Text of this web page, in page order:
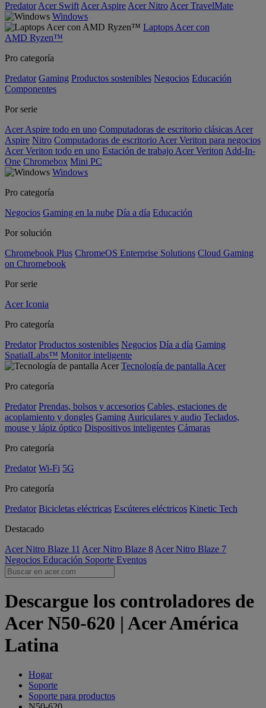
Predator Acer Swift Acer Aspire Acer Nitro Acer TravelMate
Windows
Laptops Acer con
AMD Ryzen™
Pro categoría
Predator Gaming Productos sostenibles Negocios Educación
Componentes
Por serie
Acer Aspire todo en uno Computadoras de escritorio clásicas Acer
Aspire Nitro Computadoras de escritorio Acer Veriton para negocios
Acer Veriton todo en uno Estación de trabajo Acer Veriton Add-In-
One Chromebox Mini PC
Windows
Pro categoría
Negocios Gaming en la nube Día a día Educación
Por solución
Chromebook Plus ChromeOS Enterprise Solutions Cloud Gaming
on Chromebook
Por serie
Acer Iconia
Pro categoría
Predator Productos sostenibles Negocios Día a día Gaming
SpatialLabs™ Monitor inteligente
Tecnología de pantalla Acer
Pro categoría
Predator Prendas, bolsos y accesorios Cables, estaciones de
acoplamiento y dongles Gaming Auriculares y audio Teclados,
mouse y lápiz óptico Dispositivos inteligentes Cámaras
Pro categoría
Predator Wi-Fi 5G
Pro categoría
Predator Bicicletas eléctricas Escúteres eléctricos Kinetic Tech
Destacado
Acer Nitro Blaze 11 Acer Nitro Blaze 8 Acer Nitro Blaze 7
Negocios Educación Soporte Eventos
Descargue los controladores de
Acer N50-620 | Acer América
Latina
Hogar
Soporte
Soporte para productos